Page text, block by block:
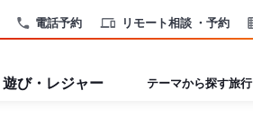
電話予約 リモート相談 ・予約
遊び・レジャー テーマから探す旅行